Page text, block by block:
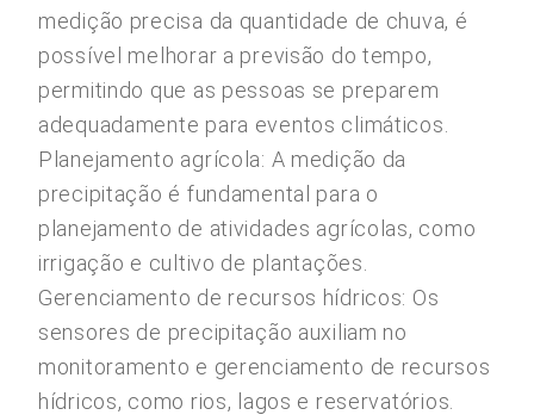
medição precisa da quantidade de chuva, é
possível melhorar a previsão do tempo,
permitindo que as pessoas se preparem
adequadamente para eventos climáticos.
Planejamento agrícola: A medição da
precipitação é fundamental para o
planejamento de atividades agrícolas, como
irrigação e cultivo de plantações.
Gerenciamento de recursos hídricos: Os
sensores de precipitação auxiliam no
monitoramento e gerenciamento de recursos
hídricos, como rios, lagos e reservatórios.